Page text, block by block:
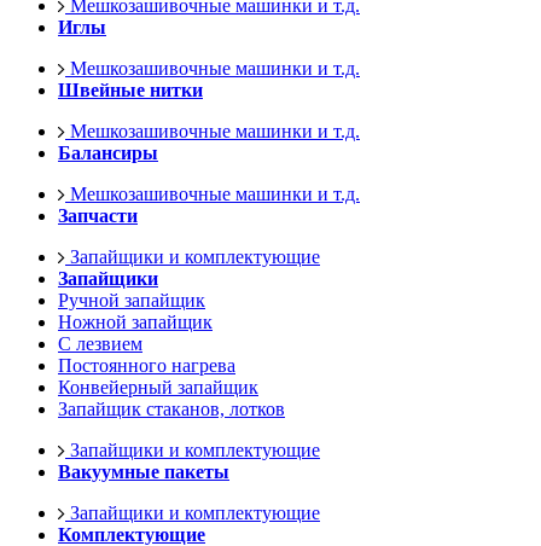
Мешкозашивочные машинки и т.д.
Иглы
Мешкозашивочные машинки и т.д.
Швейные нитки
Мешкозашивочные машинки и т.д.
Балансиры
Мешкозашивочные машинки и т.д.
Запчасти
Запайщики и комплектующие
Запайщики
Ручной запайщик
Ножной запайщик
С лезвием
Постоянного нагрева
Конвейерный запайщик
Запайщик стаканов, лотков
Запайщики и комплектующие
Вакуумные пакеты
Запайщики и комплектующие
Комплектующие